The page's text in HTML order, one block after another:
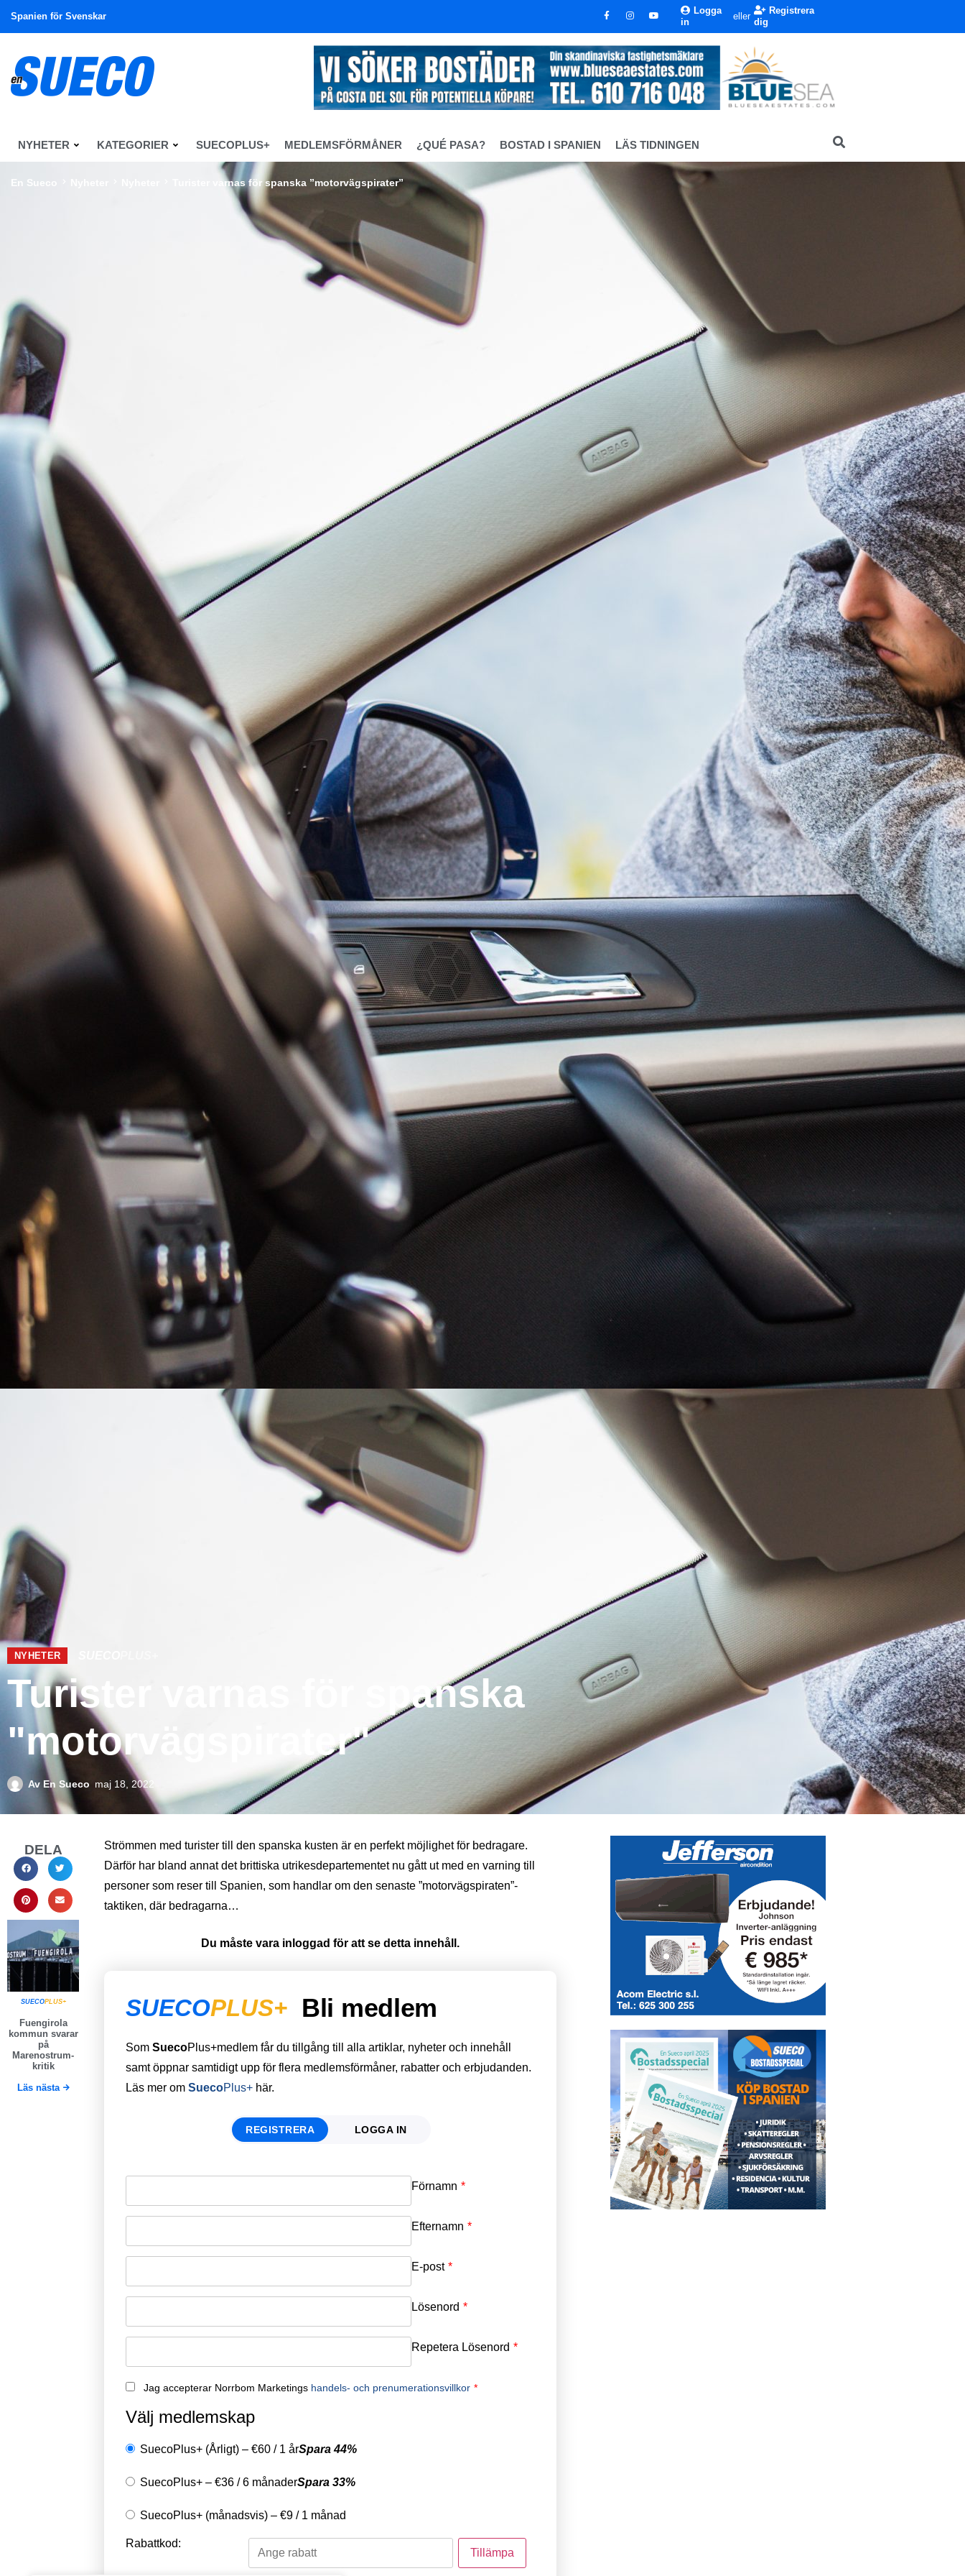
Spanien för Svenskar
Logga
in
eller
Registrera
dig
NYHETER KATEGORIER SUECOPLUS+ MEDLEMSFÖRMÅNER ¿QUÉ PASA? BOSTAD I SPANIEN LÄS TIDNINGEN
En Sueco Turister varnas för spanska ”motorvägspirater”
NYHETER
Turister varnas för spanska
"motorvägspirater"
Av En Sueco maj 18, 2022
DELA
SUECOPLUS+
Fuengirola
kommun svarar
på
Marenostrum-
kritik
Läs nästa
Strömmen med turister till den spanska kusten är en perfekt möjlighet för bedragare.
Därför har bland annat det brittiska utrikesdepartementet nu gått ut med en varning till
personer som reser till Spanien, som handlar om den senaste ”motorvägspiraten”-
taktiken, där bedragarna…
Du måste vara inloggad för att se detta innehåll.
SUECOPLUS+ Bli medlem
Som SuecoPlus+medlem får du tillgång till alla artiklar, nyheter och innehåll
samt öppnar samtidigt upp för flera medlemsförmåner, rabatter och erbjudanden.
Läs mer om SuecoPlus+ här.
REGISTRERA LOGGA IN
Förnamn *
Efternamn *
E-post *
Lösenord *
Repetera Lösenord *
Jag accepterar Norrbom Marketings handels- och prenumerationsvillkor *
Välj medlemskap
SuecoPlus+ (Årligt) – €60 / 1 årSpara 44%
SuecoPlus+ – €36 /6 månaderSpara 33%
SuecoPlus+ (månadsvis) – €9 / 1 månad
Rabattkod:
Email
Password